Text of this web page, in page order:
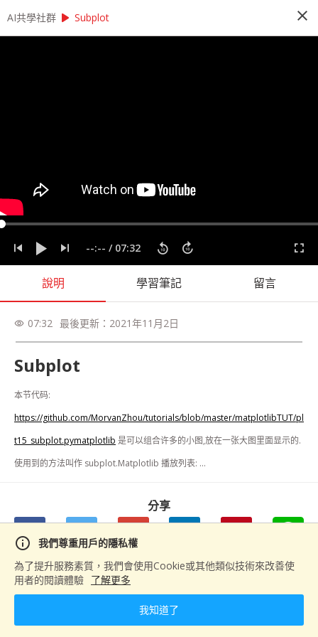
AI共學社群 play_arrow 莫凡 Python 基礎研習讀書會
label Matplotlib Numpy
Pandas
課程內容(73) 學習筆記(43) 會員(166) 課程介紹
info
我們尊重用戶的隱私權
為了提升服務素質，我們會使用Cookie或其他類似技術來改善使
用者的閱讀體驗 了解更多
我知道了
AI共學社群 play_arrow Subplot close
--:-- / 07:32
說明 學習筆記 留言
visibility 07:32 最後更新： 2021年11月2日
Subplot
https://github.com/MorvanZhou/tutorials/blob/master/matplotlibTUT/pl
t15_subplot.pymatplotlib 是可以组合许多的小图,放在一张大图里面显示的.
使用到的方法叫作 subplot.Matplotlib 播放列表: ...
分享